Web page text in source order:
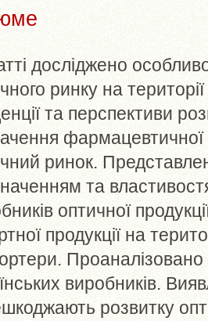
досліджено
ринку на
та перспективи
ринок.
та
оптичної
продукції на
Проаналізовано
виробників.
розвитку